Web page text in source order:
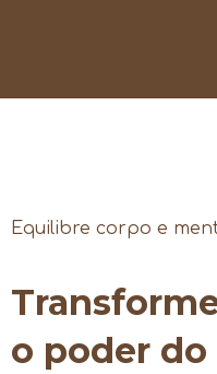
Equilibre corpo e
o poder do